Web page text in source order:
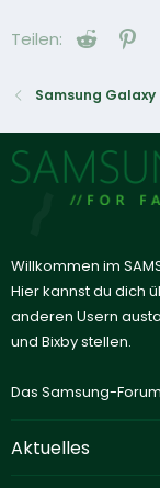
Teilen: Reddit
Samsung Galaxy
Willkommen im
Hier kannst du dich
anderen Usern
und Bixby stellen.
Das Samsung-
Aktuelles